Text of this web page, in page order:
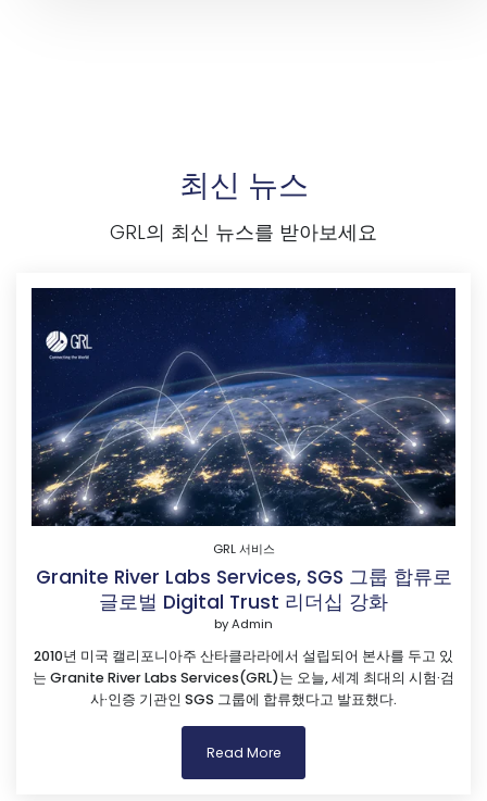
최신 뉴스
GRL의 최신 뉴스를 받아보세요
GRL 서비스
Granite River Labs Services, SGS 그룹 합류로
글로벌 Digital Trust 리더십 강화
byAdmin
2010년 미국 캘리포니아주 산타클라라에서 설립되어 본사를 두고 있
는 Granite River Labs Services(GRL)는 오늘, 세계 최대의 시험·검
사·인증 기관인 SGS 그룹에 합류했다고 발표했다.
Read More